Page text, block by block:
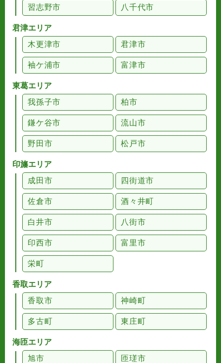
習志野市 八千代市
君津エリア
木更津市
君津市
袖ケ浦市 富津市
東葛エリア
我孫子市
柏市
鎌ケ谷市 流山市
野田市 松戸市
印旛エリア
成田市
四街道市
佐倉市 酒々井町
白井市 八街市
印西市 富里市
栄町
香取エリア
香取市
神崎町
多古町 東庄町
海匝エリア
旭市
匝瑳市